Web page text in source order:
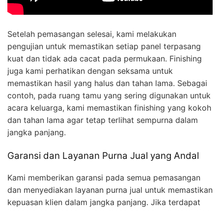
Setelah pemasangan selesai, kami melakukan
pengujian untuk memastikan setiap panel terpasang
kuat dan tidak ada cacat pada permukaan. Finishing
juga kami perhatikan dengan seksama untuk
memastikan hasil yang halus dan tahan lama. Sebagai
contoh, pada ruang tamu yang sering digunakan untuk
acara keluarga, kami memastikan finishing yang kokoh
dan tahan lama agar tetap terlihat sempurna dalam
jangka panjang.
Garansi dan Layanan Purna Jual yang Andal
Kami memberikan garansi pada semua pemasangan
dan menyediakan layanan purna jual untuk memastikan
kepuasan klien dalam jangka panjang. Jika terdapat